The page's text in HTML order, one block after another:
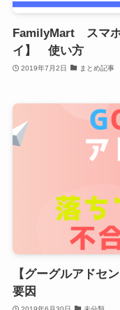
FamilyMart スマ
イ】 使い方
2019年7月2日 まとめ記事
【グーグルアド
要因